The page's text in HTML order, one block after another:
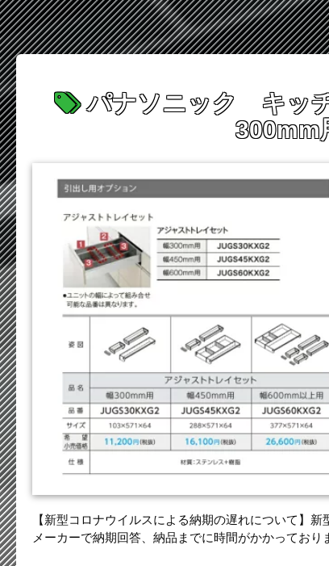
パナソニック キッ
300mm
【新型コロナウイルスによる納期の遅れについて】
メーカーで納期回答、納品までに時間がかかっており